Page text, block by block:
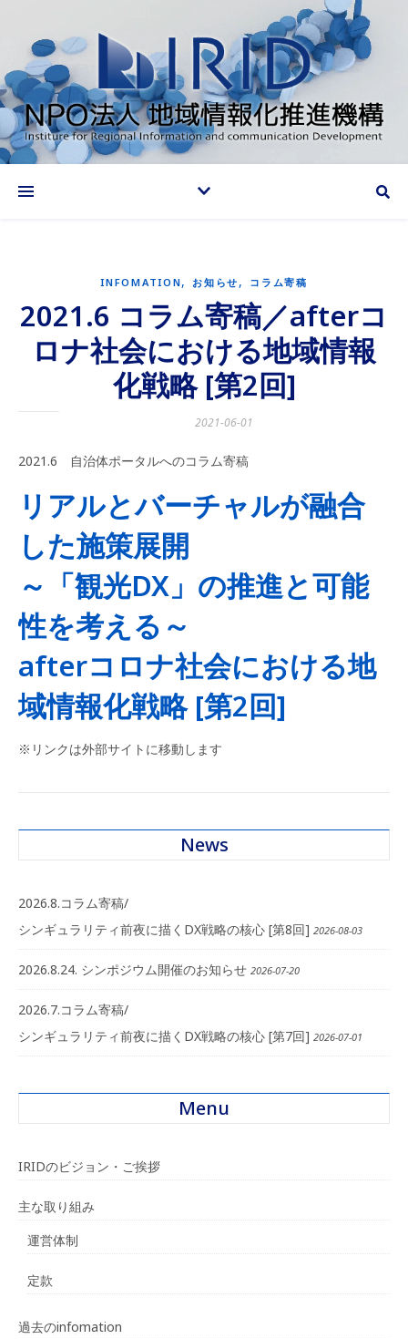
INFOMATION,お知らせ , コラム寄稿
2021.6 コラム寄稿／afterコ
ロナ社会における地域情報
化戦略 [第2回]
2021-06-01
2021.6 自治体ポータルへのコラム寄稿
リアルとバーチャルが融合
した施策展開
～「観光DX」の推進と可能
性を考える～
afterコロナ社会における地
域情報化戦略 [第2回]
※リンクは外部サイトに移動します
News
2026.8.コラム寄稿/
シンギュラリティ前夜に描くDX戦略の核心 [第8回] 2026-08-03
2026.8.24. シンポジウム開催のお知らせ 2026-07-20
2026.7.コラム寄稿/
シンギュラリティ前夜に描くDX戦略の核心 [第7回] 2026-07-01
Menu
IRIDのビジョン・ご挨拶
主な取り組み
運営体制
定款
過去のinfomation